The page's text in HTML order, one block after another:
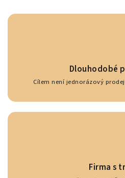
Dlouhodobé
Cílem není jednorázový
Firma s